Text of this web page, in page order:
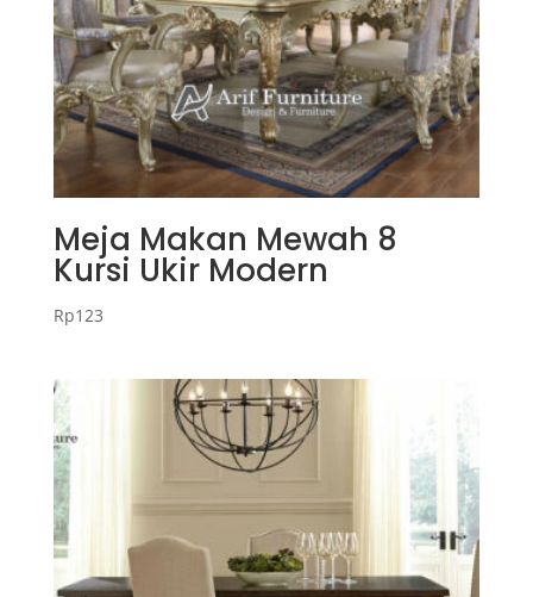
Meja Makan Mewah 8
Kursi Ukir Modern
Rp123